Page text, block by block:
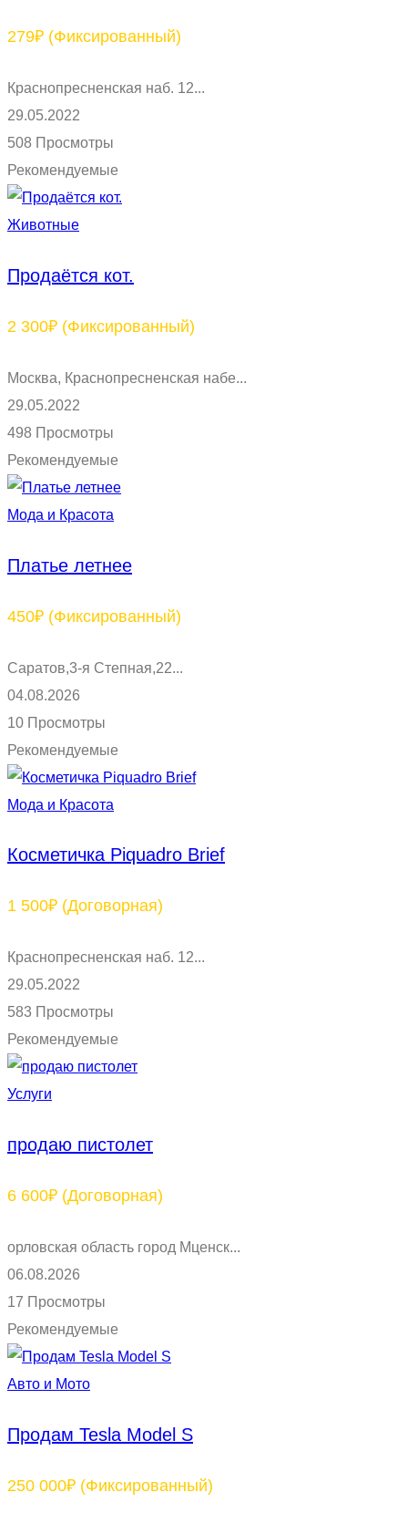
279₽ (Фиксированный)
Краснопресненская наб. 12...
29.05.2022
508 Просмотры
Рекомендуемые
Животные
Продаётся кот.
2 300₽ (Фиксированный)
Москва, Краснопресненская набе...
29.05.2022
498 Просмотры
Рекомендуемые
Мода и Красота
Платье летнее
450₽ (Фиксированный)
Саратов,3-я Степная,22...
04.08.2026
10 Просмотры
Рекомендуемые
Мода и Красота
Косметичка Piquadro Brief
1 500₽ (Договорная)
Краснопресненская наб. 12...
29.05.2022
583 Просмотры
Рекомендуемые
Услуги
продаю пистолет
6 600₽ (Договорная)
орловская область город Мценск...
06.08.2026
17 Просмотры
Рекомендуемые
Авто и Мото
Продам Tesla Model S
250 000₽ (Фиксированный)